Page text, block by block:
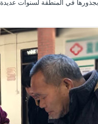
في المنطقة لسنوات عديدة